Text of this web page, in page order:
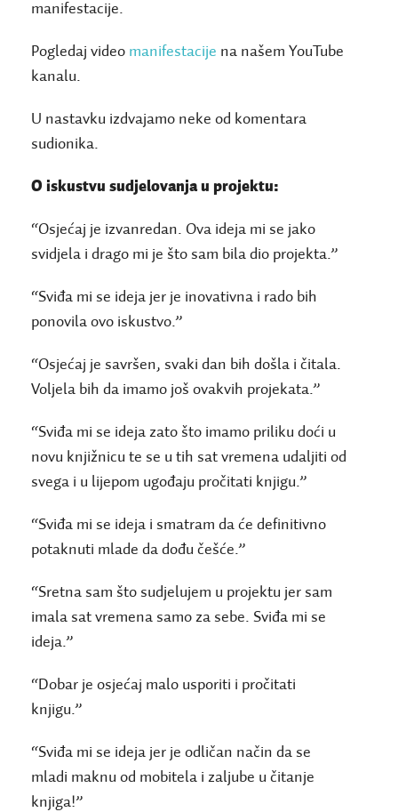
manifestacije.
Pogledaj video manifestacije na našem YouTube
kanalu.
U nastavku izdvajamo neke od komentara
sudionika.
O iskustvu sudjelovanja u projektu:
“Osjećaj je izvanredan. Ova ideja mi se jako
svidjela i drago mi je što sam bila dio projekta.”
“Sviđa mi se ideja jer je inovativna i rado bih
ponovila ovo iskustvo.”
“Osjećaj je savršen, svaki dan bih došla i čitala.
Voljela bih da imamo još ovakvih projekata.”
“Sviđa mi se ideja zato što imamo priliku doći u
novu knjižnicu te se u tih sat vremena udaljiti od
svega i u lijepom ugođaju pročitati knjigu.”
“Sviđa mi se ideja i smatram da će definitivno
potaknuti mlade da dođu češće.”
“Sretna sam što sudjelujem u projektu jer sam
imala sat vremena samo za sebe. Sviđa mi se
ideja.”
“Dobar je osjećaj malo usporiti i pročitati
knjigu.”
“Sviđa mi se ideja jer je odličan način da se
mladi maknu od mobitela i zaljube u čitanje
knjiga!”